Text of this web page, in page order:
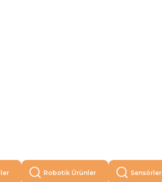
Robotik Ürünler Sensörler